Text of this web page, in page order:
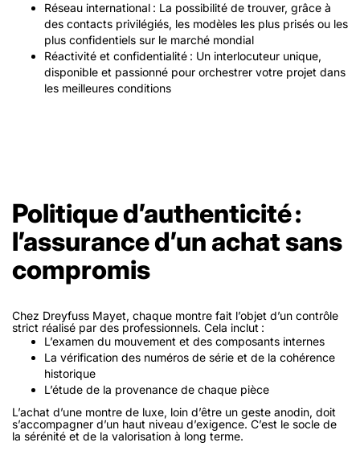
Réseau international : La possibilité de trouver, grâce à
des contacts privilégiés, les modèles les plus prisés ou les
plus confidentiels sur le marché mondial
Réactivité et confidentialité : Un interlocuteur unique,
disponible et passionné pour orchestrer votre projet dans
les meilleures conditions
Politique d’authenticité :
l’assurance d’un achat sans
compromis
Chez Dreyfuss Mayet, chaque montre fait l’objet d’un contrôle
strict réalisé par des professionnels. Cela inclut :
L’examen du mouvement et des composants internes
La vérification des numéros de série et de la cohérence
historique
L’étude de la provenance de chaque pièce
L’achat d’une montre de luxe, loin d’être un geste anodin, doit
s’accompagner d’un haut niveau d’exigence. C’est le socle de
la sérénité et de la valorisation à long terme.